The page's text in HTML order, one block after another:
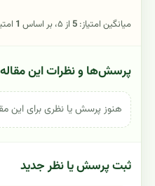
میانگین امتیاز: 5از ۵، بر اساس 1
پرسش‌ها و نظرات این مقاله
هنوز پرسش یا نظری برای این
ثبت پرسش یا نظر جدید